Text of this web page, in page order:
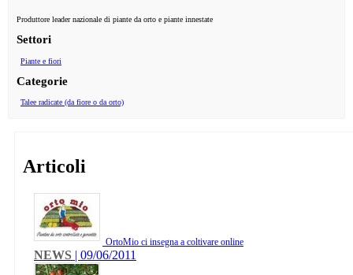
Produttore leader nazionale di piante da orto e piante innestate
Settori
Piante e fiori
Categorie
Talee radicate (da fiore o da orto)
Articoli
OrtoMio ci insegna a coltivare online
NEWS | 09/06/2011